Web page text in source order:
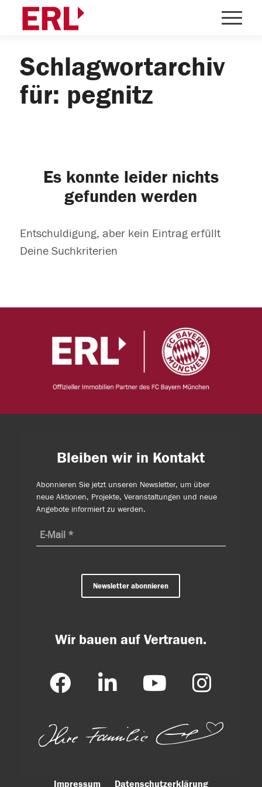
Schlagwortarchiv
für: pegnitz
Es konnte leider nichts
gefunden werden
Entschuldigung, aber kein Eintrag erfüllt
Deine Suchkriterien
Bleiben wir in Kontakt
Abonnieren Sie jetzt unseren Newsletter, um über
neue Aktionen, Projekte, Veranstaltungen und neue
Angebote informiert zu werden.
Newsletter abonnieren
Wir bauen auf Vertrauen.
Impressum Datenschutzerklärung